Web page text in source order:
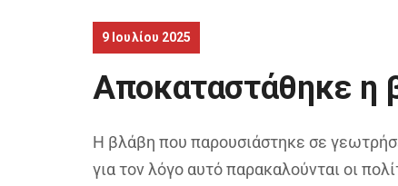
9 Ιουλίου 2025
Αποκαταστάθηκε η
Η βλάβη που παρουσιάστηκε σε
για τον λόγο αυτό παρακαλούνται οι